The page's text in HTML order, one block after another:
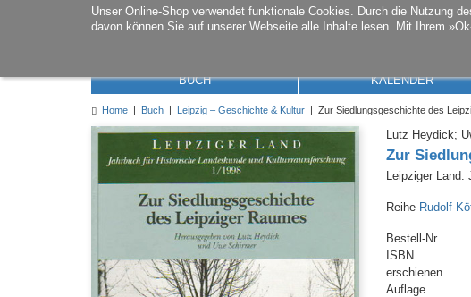
Unser Online-Shop verwendet funktionale Cookies. Durch die Nutzung
davon können Sie auf unserer Webseite alle Inhalte lesen. Mit Ihrem
BUCH KALENDER
Home | Buch | Leipzig – Geschichte & Kultur | Zur Siedlungsgeschichte des
Lutz Heydick;
Zur
Leipziger Land.
Reihe Rudolf-
Bestell-Nr
ISBN
erschienen
Auflage